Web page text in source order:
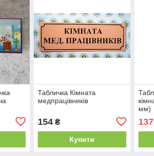
Табличка Кімната
медпрацівників
154₴
Купити
мм)